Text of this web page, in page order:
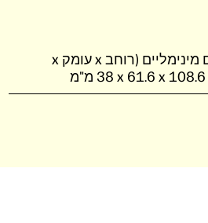
ממדים מינימליים (רוחב x עומק x
108.6 x‏ 61.6 x‏ 38 מ"מ